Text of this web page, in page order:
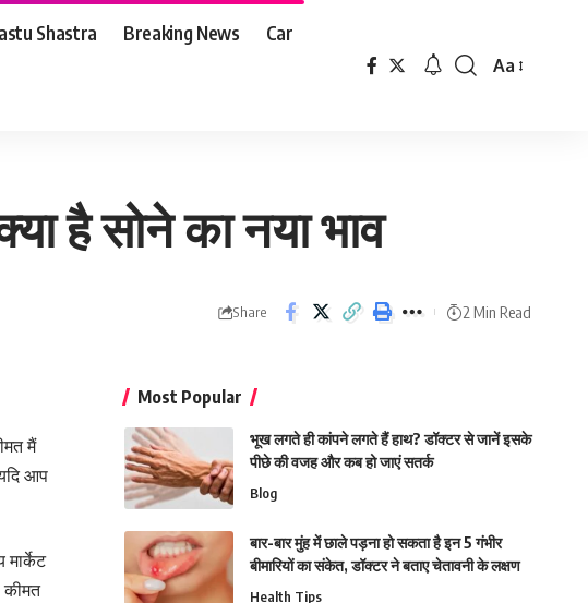
Shastra Breaking News Car
Font
Aa
है सोने का नया भाव
Share 2 Min Read
मैं
आप
मार्केट
कीमत
Most Popular
भूख लगते ही कांपने लगते हैं हाथ? डॉक्टर से जानें इसके
पीछे की वजह और कब हो जाएं सतर्क
Blog
बार-बार मुंह में छाले पड़ना हो सकता है इन 5 गंभीर
बीमारियों का संकेत, डॉक्टर ने बताए चेतावनी के लक्षण
Health Tips